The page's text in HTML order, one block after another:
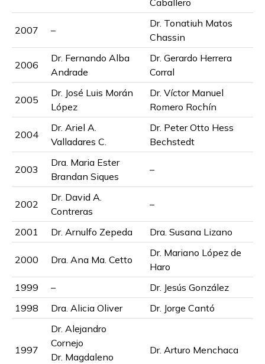
2007 –
Dr. Tonatiuh Matos
Chassin
2006
Dr. Fernando Alba
Andrade
Dr. Gerardo Herrera
Corral
2005
Dr. José Luis Morán
López
Dr. Víctor Manuel
Romero Rochín
2004
Dr. Ariel A.
Valladares C.
Dr. Peter Otto Hess
Bechstedt
2003
Dra. Maria Ester
Brandan Siques
–
2002
Dr. David A.
Contreras
–
2001 Dr. Arnulfo Zepeda Dra. Susana Lizano
2000 Dra. Ana Ma. Cetto
Dr. Mariano López de
Haro
1999
–
Dr. Jesús González
1998
Dra. Alicia Oliver Dr. Jorge Cantó
1997
Dr. Alejandro
Cornejo
Dr. Magdaleno
Dr. Arturo Menchaca